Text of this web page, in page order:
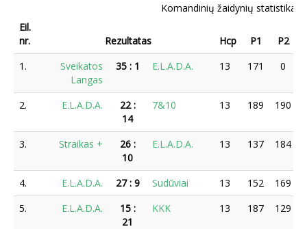
Komandinių žaidynių statistika -
Eil.
nr.
Rezultatas Hcp P1 P2
1.
Sveikatos
Langas
35 : 1 E.L.A.D.A. 13 171 0
2. E.L.A.D.A. 22 :
14
7&10 13 189 190
3. Straikas + 26 :
10
E.L.A.D.A. 13 137 184
4. E.L.A.D.A. 27 : 9 Sudūviai 13 152 169
5.
E.L.A.D.A. 15 :
21
KKK 13 187 129